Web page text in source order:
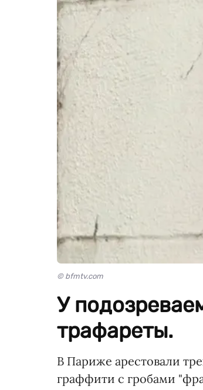
© bfmtv.com
У
трафареты.
В Париже арестовали
граффити с гробами